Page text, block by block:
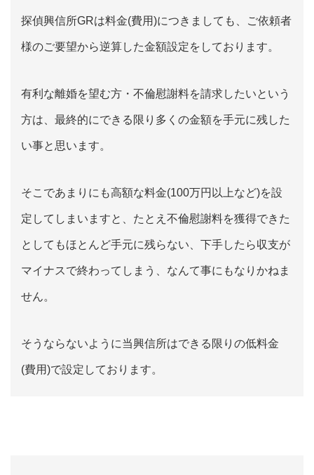
探偵興信所GRは料金(費用)につきましても、ご依頼者
様のご要望から逆算した金額設定をしております。
有利な離婚を望む方・不倫慰謝料を請求したいという
方は、最終的にできる限り多くの金額を手元に残した
い事と思います。
そこであまりにも高額な料金(100万円以上など)を設
定してしまいますと、たとえ不倫慰謝料を獲得できた
としてもほとんど手元に残らない、下手したら収支が
マイナスで終わってしまう、なんて事にもなりかねま
せん。
そうならないように当興信所はできる限りの低料金
(費用)で設定しております。